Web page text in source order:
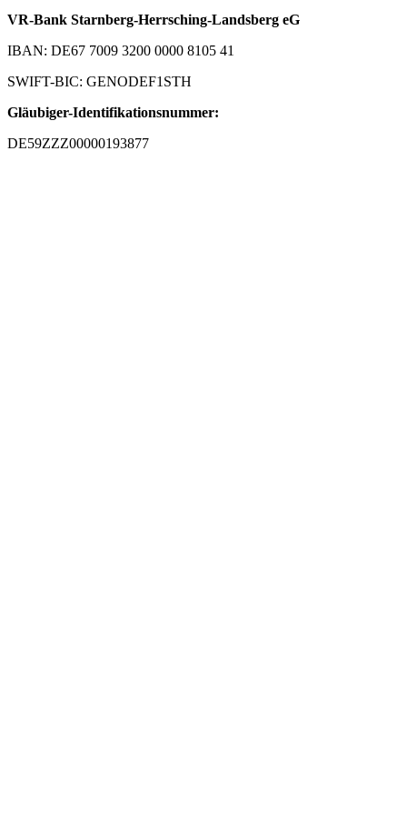
VR-Bank Starnberg-Herrsching-Landsberg eG
IBAN: DE67 7009 3200 0000 8105 41
SWIFT-BIC: GENODEF1STH
Gläubiger-Identifikationsnummer:
DE59ZZZ00000193877